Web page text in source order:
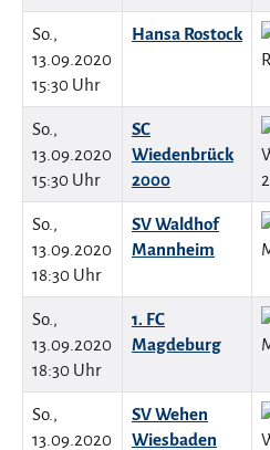
So.,
13.09.2020
15:30 Uhr
Hansa Rostock
So.,
13.09.2020
15:30 Uhr
SC
Wiedenbrück
2000
So.,
13.09.2020
18:30 Uhr
SV Waldhof
Mannheim
So.,
13.09.2020
18:30 Uhr
1. FC
Magdeburg
So.,
13.09.2020
SV Wehen
Wiesbaden